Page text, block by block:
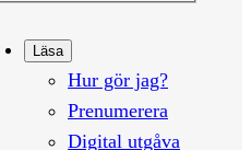
Läsa
Hur gör jag?
Prenumerera
Digital utgåva